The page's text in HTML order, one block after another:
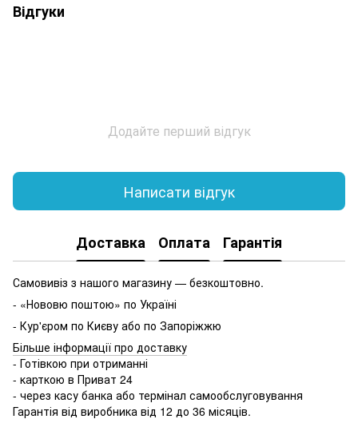
Відгуки
Додайте перший відгук
Написати відгук
Доставка Оплата Гарантія
Самовивіз з нашого магазину — безкоштовно.
- «Нововю поштою» по Україні
- Кур'єром по Києву або по Запоріжжю
Більше інформації про доставку
- Готівкою при отриманні
- карткою в Приват 24
- через касу банка або термінал самообслуговування
Гарантія від виробника від 12 до 36 місяців.